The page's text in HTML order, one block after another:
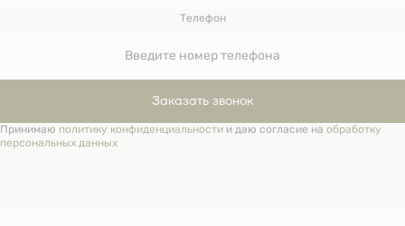
Телефон
Заказать звонок
Принимаю политику конфиденциальностии даю согласие на обработку
персональных данных